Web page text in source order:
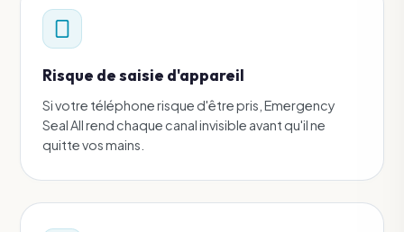
Risque de saisie d'appareil
Si votre téléphone risque d'être pris, Emergency
Seal All rend chaque canal invisible avant qu'il ne
quitte vos mains.